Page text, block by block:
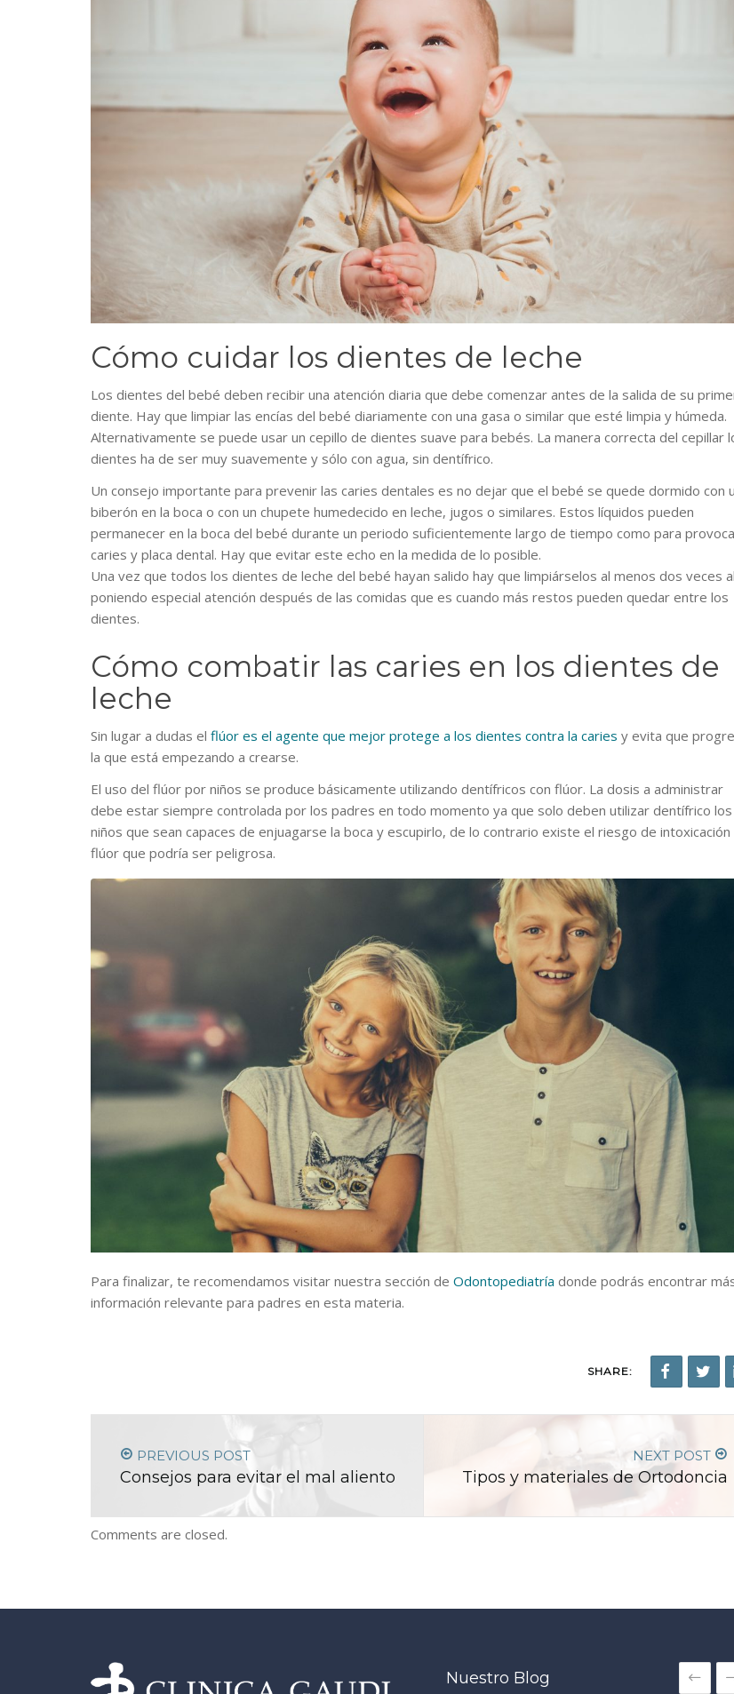
Cómo cuidar los dientes de leche
Los dientes del bebé deben recibir una atención diaria que debe comenzar antes de la salida de su
diente. Hay que limpiar las encías del bebé diariamente con una gasa o similar que esté limpia y húmeda.
Alternativamente se puede usar un cepillo de dientes suave para bebés. La manera correcta del cepillar
dientes ha de ser muy suavemente y sólo con agua, sin dentífrico.
Un consejo importante para prevenir las caries dentales es no dejar que el bebé se quede dormido con
biberón en la boca o con un chupete humedecido en leche, jugos o similares. Estos líquidos pueden
permanecer en la boca del bebé durante un periodo suficientemente largo de tiempo como para
caries y placa dental. Hay que evitar este echo en la medida de lo posible.
Una vez que todos los dientes de leche del bebé hayan salido hay que limpiárselos al menos dos veces
poniendo especial atención después de las comidas que es cuando más restos pueden quedar entre los
dientes.
Cómo combatir las caries en los dientes de
leche
Sin lugar a dudas el flúor es el agente que mejor protege a los dientes contra la caries y evita que
la que está empezando a crearse.
El uso del flúor por niños se produce básicamente utilizando dentífricos con flúor. La dosis a administrar
debe estar siempre controlada por los padres en todo momento ya que solo deben utilizar dentífrico los
niños que sean capaces de enjuagarse la boca y escupirlo, de lo contrario existe el riesgo de
flúor que podría ser peligrosa.
Para finalizar, te recomendamos visitar nuestra sección de Odontopediatría donde podrás encontrar
información relevante para padres en esta materia.
SHARE:
PREVIOUS POST
Consejos para evitar el mal aliento
NEXT POST
Tipos y materiales de Ortodoncia
Comments are closed.
Nuestro Blog